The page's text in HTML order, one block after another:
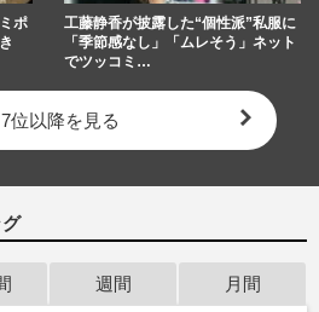
ポ
工藤静香が披露した“個性派”私服に
「季節感なし」「ムレそう」ネット
でツッコミ…
7位以降を見る
週間 月間